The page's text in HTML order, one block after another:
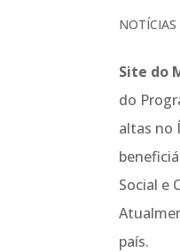
NOTÍCIAS
Site do
do
altas no
Social e
país.